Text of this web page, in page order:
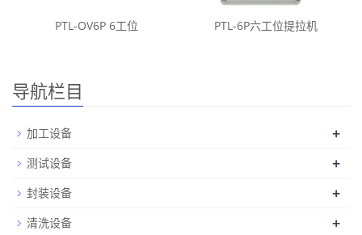
PTL-OV6P 6工位 PTL-6P六工位提拉机
导航栏目
加工设备 +
测试设备 +
封装设备 +
清洗设备 +